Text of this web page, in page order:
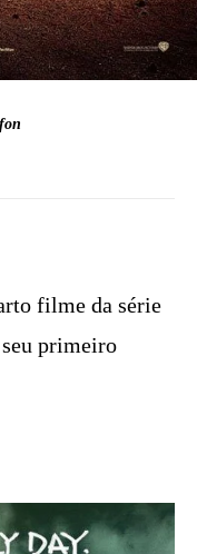
filme da série
seu primeiro